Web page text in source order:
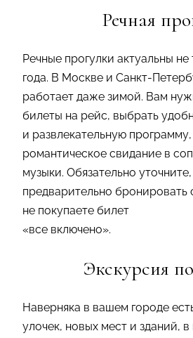
Речная
Речные прогулки актуальны
года. В Москве и Санкт-
работает даже зимой. Вам
билеты на рейс, выбрать
и развлекательную
романтическое свидание в
музыки. Обязательно
предварительно бронировать
не покупаете билет
«все включено».
Экскурсия
Наверняка в вашем городе
улочек, новых мест и зданий,